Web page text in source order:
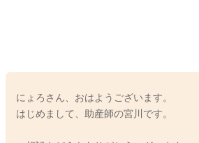
にょろさん、おはようございます。
はじめまして、助産師の宮川です。